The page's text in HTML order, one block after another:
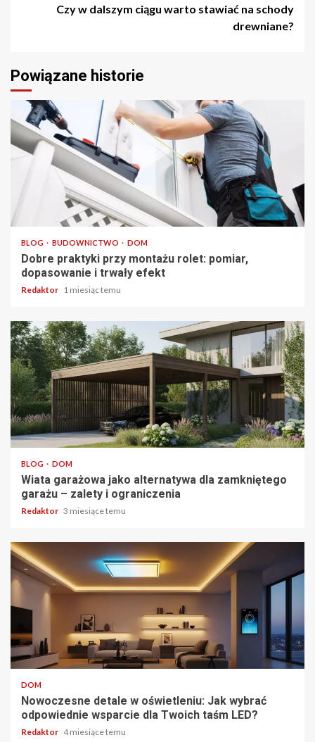
Czy w dalszym ciągu warto stawiać na schody
drewniane?
Powiązane historie
4 min odczytu
BLOG BUDOWNICTWO DOM
Dobre praktyki przy montażu rolet: pomiar,
dopasowanie i trwały efekt
Redaktor 1 miesiąc temu
3 min odczytu
BLOG DOM
Wiata garażowa jako alternatywa dla zamkniętego
garażu – zalety i ograniczenia
Redaktor 3 miesiące temu
5 min odczytu
DOM
Nowoczesne detale w oświetleniu: Jak wybrać
odpowiednie wsparcie dla Twoich taśm LED?
Redaktor 4 miesiące temu